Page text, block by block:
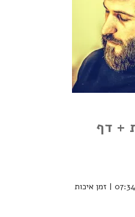
+ דף
פירוק אמונות מגבילות – טכניקה עוצמתית + דף עבודה עצמי להורדה | אורך: 07:34 | זמן איכות